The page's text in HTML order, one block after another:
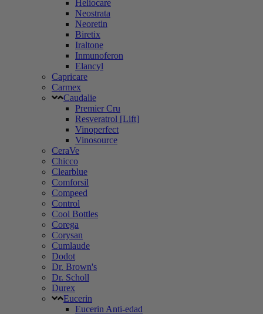
Heliocare
Neostrata
Neoretin
Biretix
Iraltone
Inmunoferon
Elancyl
Capricare
Carmex
Caudalie
Premier Cru
Resveratrol [Lift]
Vinoperfect
Vinosource
CeraVe
Chicco
Clearblue
Comforsil
Compeed
Control
Cool Bottles
Corega
Corysan
Cumlaude
Dodot
Dr. Brown's
Dr. Scholl
Durex
Eucerin
Eucerin Anti-edad